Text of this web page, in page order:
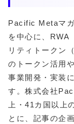
Pacific Metaマ
を中心に、RWA
リティトークン
のトークン活用
事業開発・実装
す。株式会社
上・41カ国以上
とに、記事の企